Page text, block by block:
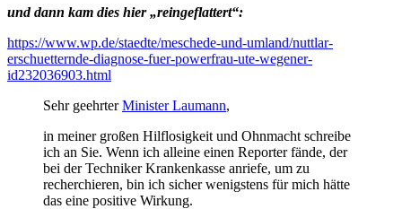
und dann kam dies hier „reingeflattert“:
https://www.wp.de/staedte/meschede-und-umland/nuttlar-
erschuetternde-diagnose-fuer-powerfrau-ute-wegener-
id232036903.html
Sehr geehrterMinister Laumann,
in meiner großen Hilflosigkeit und Ohnmacht schreibe
ich an Sie. Wenn ich alleine einen Reporter fände, der
bei der Techniker Krankenkasse anriefe, um zu
recherchieren, bin ich sicher wenigstens für mich hätte
das eine positive Wirkung.